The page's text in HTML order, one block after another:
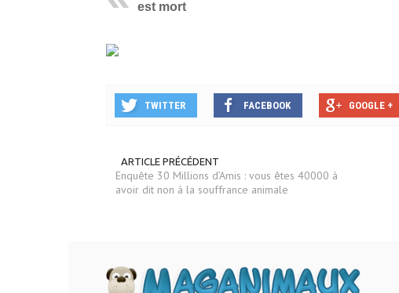
est mort
TWITTER FACEBOOK GOOGLE +
ARTICLE PRÉCÉDENT
Enquête 30 Millions d’Amis : vous êtes 40000 à
avoir dit non à la souffrance animale